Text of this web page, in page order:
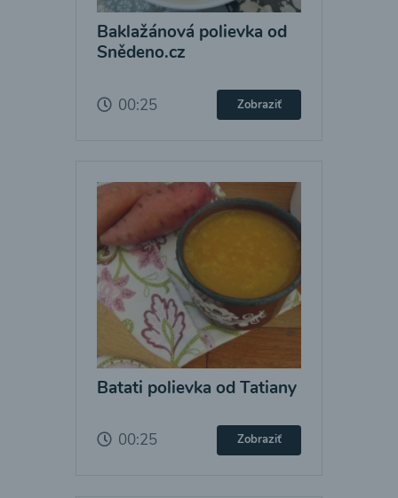
Baklažánová polievka od
Snědeno.cz
00:25 Zobraziť
Batati polievka od Tatiany
00:25 Zobraziť